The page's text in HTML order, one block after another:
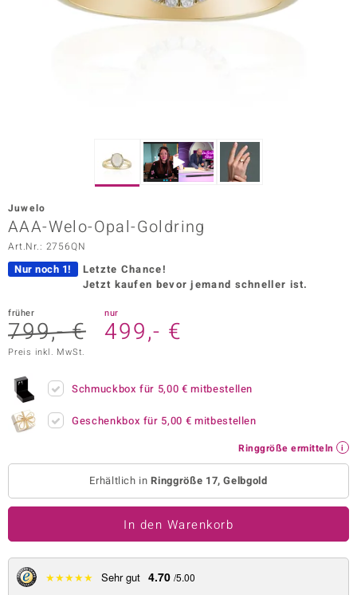
Vogue
BY DE MELO
Juwelo
AAA-Welo-Opal-Goldring
Art.Nr.: 2756QN
Nur noch 1!
Letzte Chance!
Jetzt kaufen bevor jemand schneller ist.
früher
799,- €
nur
499,- €
Preis inkl. MwSt.
Schmuckbox für 5,00 € mitbestellen
Geschenkbox für 5,00 € mitbestellen
Ringgröße ermitteln
Erhältlich inRinggröße 17, Gelbgold
In den Warenkorb
★★★★★ Sehr gut 4.70 /5.00